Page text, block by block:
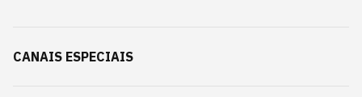
CANAIS ESPECIAIS